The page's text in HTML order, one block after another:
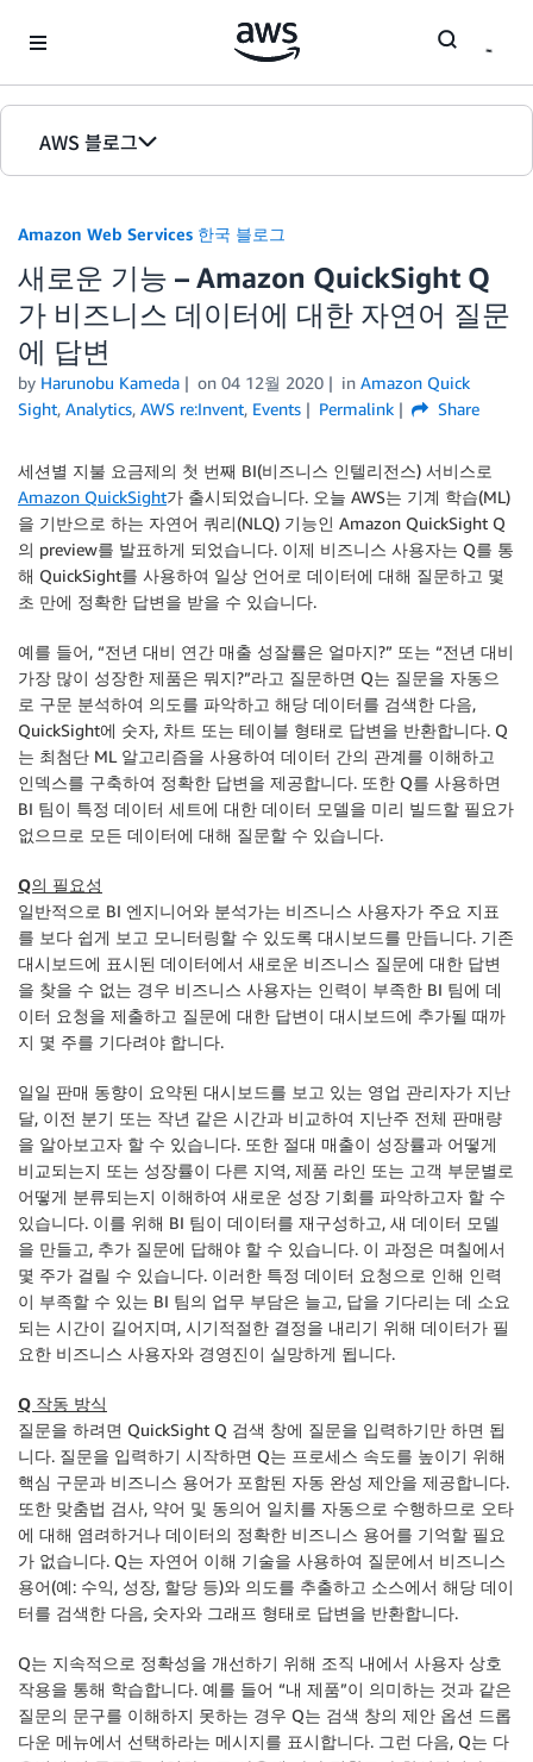
AWS 블로그
홈
에디션
Amazon Web Services 한국 블로그
새로운 기능 – Amazon QuickSight Q
가 비즈니스 데이터에 대한 자연어 질문
에 답변
by Harunobu Kameda on 04 12월 2020 in Amazon Quick
Sight, Analytics, AWS re:Invent, Events Permalink Share
세션별 지불 요금제의 첫 번째 BI(비즈니스 인텔리전스) 서비스로
Amazon QuickSight가 출시되었습니다. 오늘 AWS는 기계 학습(ML)
을 기반으로 하는 자연어 쿼리(NLQ) 기능인 Amazon QuickSight Q
의 preview를 발표하게 되었습니다. 이제 비즈니스 사용자는 Q를 통
해 QuickSight를 사용하여 일상 언어로 데이터에 대해 질문하고 몇
초 만에 정확한 답변을 받을 수 있습니다.
예를 들어, “전년 대비 연간 매출 성잘률은 얼마지?” 또는 “전년 대비
가장 많이 성장한 제품은 뭐지?”라고 질문하면 Q는 질문을 자동으
로 구문 분석하여 의도를 파악하고 해당 데이터를 검색한 다음,
QuickSight에 숫자, 차트 또는 테이블 형태로 답변을 반환합니다. Q
는 최첨단 ML 알고리즘을 사용하여 데이터 간의 관계를 이해하고
인덱스를 구축하여 정확한 답변을 제공합니다. 또한 Q를 사용하면
BI 팀이 특정 데이터 세트에 대한 데이터 모델을 미리 빌드할 필요가
없으므로 모든 데이터에 대해 질문할 수 있습니다.
Q의 필요성
일반적으로 BI 엔지니어와 분석가는 비즈니스 사용자가 주요 지표
를 보다 쉽게 보고 모니터링할 수 있도록 대시보드를 만듭니다. 기존
대시보드에 표시된 데이터에서 새로운 비즈니스 질문에 대한 답변
을 찾을 수 없는 경우 비즈니스 사용자는 인력이 부족한 BI 팀에 데
이터 요청을 제출하고 질문에 대한 답변이 대시보드에 추가될 때까
지 몇 주를 기다려야 합니다.
일일 판매 동향이 요약된 대시보드를 보고 있는 영업 관리자가 지난
달, 이전 분기 또는 작년 같은 시간과 비교하여 지난주 전체 판매량
을 알아보고자 할 수 있습니다. 또한 절대 매출이 성장률과 어떻게
비교되는지 또는 성장률이 다른 지역, 제품 라인 또는 고객 부문별로
어떻게 분류되는지 이해하여 새로운 성장 기회를 파악하고자 할 수
있습니다. 이를 위해 BI 팀이 데이터를 재구성하고, 새 데이터 모델
을 만들고, 추가 질문에 답해야 할 수 있습니다. 이 과정은 며칠에서
몇 주가 걸릴 수 있습니다. 이러한 특정 데이터 요청으로 인해 인력
이 부족할 수 있는 BI 팀의 업무 부담은 늘고, 답을 기다리는 데 소요
되는 시간이 길어지며, 시기적절한 결정을 내리기 위해 데이터가 필
요한 비즈니스 사용자와 경영진이 실망하게 됩니다.
Q 작동 방식
질문을 하려면 QuickSight Q 검색 창에 질문을 입력하기만 하면 됩
니다. 질문을 입력하기 시작하면 Q는 프로세스 속도를 높이기 위해
핵심 구문과 비즈니스 용어가 포함된 자동 완성 제안을 제공합니다.
또한 맞춤법 검사, 약어 및 동의어 일치를 자동으로 수행하므로 오타
에 대해 염려하거나 데이터의 정확한 비즈니스 용어를 기억할 필요
가 없습니다. Q는 자연어 이해 기술을 사용하여 질문에서 비즈니스
용어(예: 수익, 성장, 할당 등)와 의도를 추출하고 소스에서 해당 데이
터를 검색한 다음, 숫자와 그래프 형태로 답변을 반환합니다.
Q는 지속적으로 정확성을 개선하기 위해 조직 내에서 사용자 상호
작용을 통해 학습합니다. 예를 들어 “내 제품”이 의미하는 것과 같은
질문의 문구를 이해하지 못하는 경우 Q는 검색 창의 제안 옵션 드롭
다운 메뉴에서 선택하라는 메시지를 표시합니다. 그런 다음, Q는 다